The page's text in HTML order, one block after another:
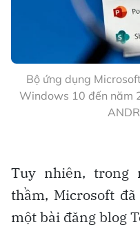
Bộ ứng dụng
Windows 10 đến năm
Tuy nhiên, trong
thầm, Microsoft
một bài đăng blog